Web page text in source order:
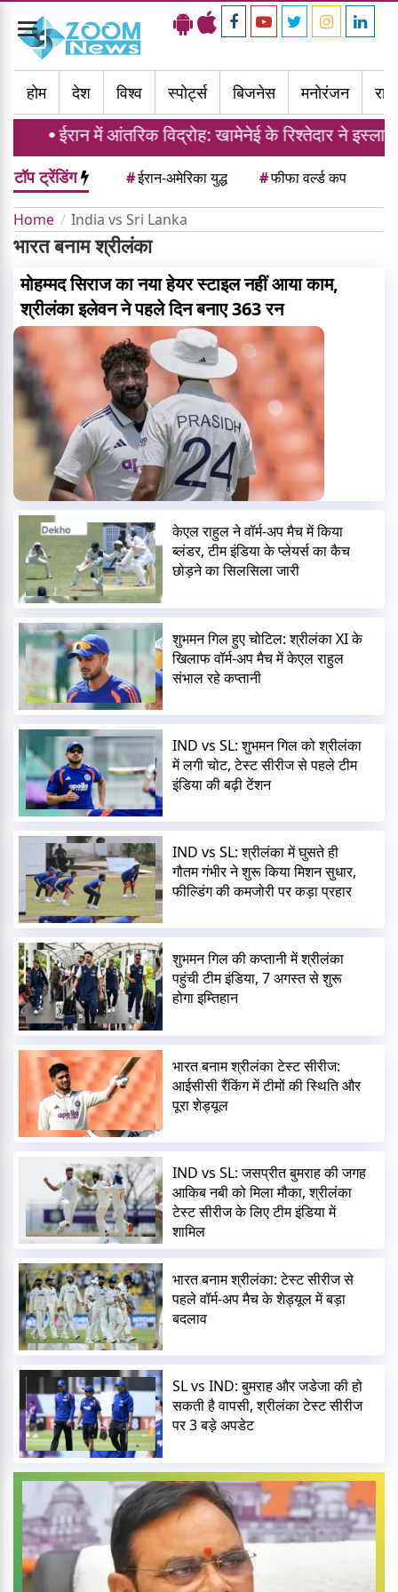
Toggle
navigation
होम
देश विश्व स्पोर्ट्स बिजनेस मनोरंजन
ईरान में आंतरिक विद्रोह: खामेनेई के रिश्तेदार ने
टॉप ट्रेंडिंग #ईरान-अमेरिका युद्ध #फीफा वर्ल्ड कप
Home India vs Sri Lanka
भारत बनाम श्रीलंका
मोहम्मद सिराज का नया हेयर स्टाइल नहीं आया काम,
श्रीलंका इलेवन ने पहले दिन बनाए 363 रन
केएल राहुल ने वॉर्म-अप मैच में किया
ब्लंडर, टीम इंडिया के प्लेयर्स का कैच
छोड़ने का सिलसिला जारी
शुभमन गिल हुए चोटिल: श्रीलंका XI के
खिलाफ वॉर्म-अप मैच में केएल राहुल
संभाल रहे कप्तानी
IND vs SL: शुभमन गिल को श्रीलंका
में लगी चोट, टेस्ट सीरीज से पहले टीम
इंडिया की बढ़ी टेंशन
IND vs SL: श्रीलंका में घुसते ही
गौतम गंभीर ने शुरू किया मिशन सुधार,
फील्डिंग की कमजोरी पर कड़ा प्रहार
शुभमन गिल की कप्तानी में श्रीलंका
पहुंची टीम इंडिया, 7 अगस्त से शुरू
होगा इम्तिहान
भारत बनाम श्रीलंका टेस्ट सीरीज:
आईसीसी रैंकिंग में टीमों की स्थिति और
पूरा शेड्यूल
IND vs SL: जसप्रीत बुमराह की जगह
आकिब नबी को मिला मौका, श्रीलंका
टेस्ट सीरीज के लिए टीम इंडिया में
शामिल
भारत बनाम श्रीलंका: टेस्ट सीरीज से
पहले वॉर्म-अप मैच के शेड्यूल में बड़ा
बदलाव
SL vs IND: बुमराह और जडेजा की हो
सकती है वापसी, श्रीलंका टेस्ट सीरीज
पर 3 बड़े अपडेट